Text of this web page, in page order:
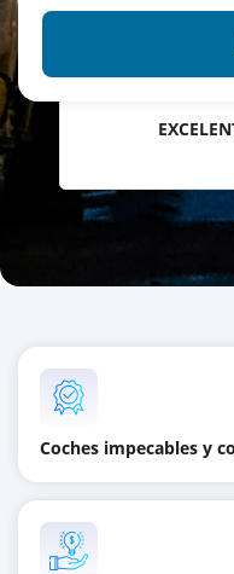
Coches impecables y